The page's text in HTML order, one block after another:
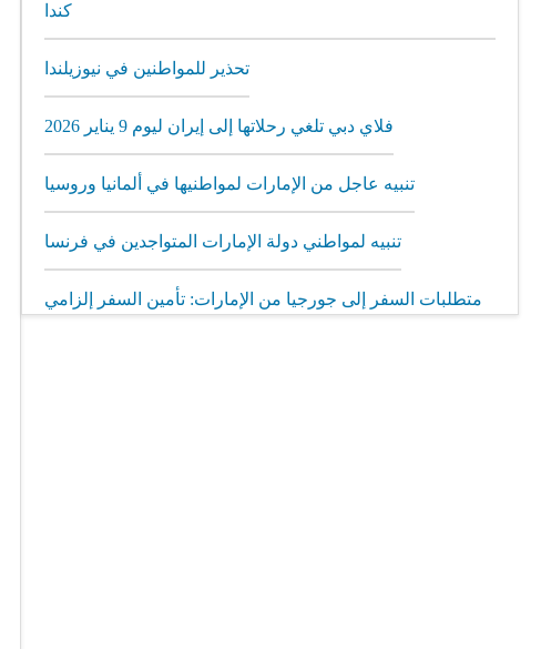
كندا
تحذير للمواطنين في نيوزيلندا
فلاي دبي تلغي رحلاتها إلى إيران ليوم 9 يناير 2026
تنبيه عاجل من الإمارات لمواطنيها في ألمانيا وروسيا
تنبيه لمواطني دولة الإمارات المتواجدين في فرنسا
متطلبات السفر إلى جورجيا من الإمارات: تأمين السفر إلزامي